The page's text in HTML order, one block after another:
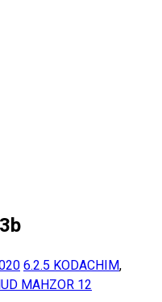
6.2.5 KODACHIM,
MAHZOR 12